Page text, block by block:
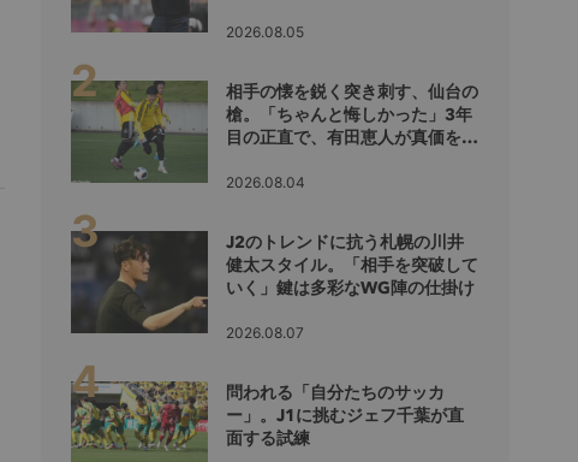
2026.08.05
相手の懐を鋭く突き刺す、仙台の
槍。「ちゃんと悔しかった」3年
目の正直で、有田恵人が真価を示
2026.08.04
J2のトレンドに抗う札幌の川井
健太スタイル。「相手を突破して
いく」鍵は多彩なWG陣の仕掛け
2026.08.07
問われる「自分たちのサッカ
ー」。J1に挑むジェフ千葉が直
面する試練